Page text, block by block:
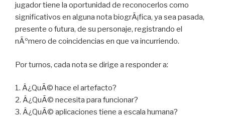
jugador tiene la oportunidad de reconocerlos como
significativos en alguna nota biogrÃ¡fica, ya sea pasada,
presente o futura, de su personaje, registrando el
nÃºmero de coincidencias en que va incurriendo.
Por turnos, cada nota se dirige a responder a:
1. Â¿QuÃ© hace el artefacto?
2. Â¿QuÃ© necesita para funcionar?
3. Â¿QuÃ© aplicaciones tiene a escala humana?